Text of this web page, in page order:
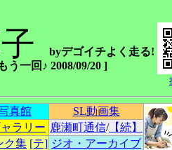
byデゴイチよく走る!
う一回♪ 2008/09/20 ]
真館
SL動画集
ラリー 鹿瀬町通信/【続】
ク集 [テ] ジオ・アーカイブ